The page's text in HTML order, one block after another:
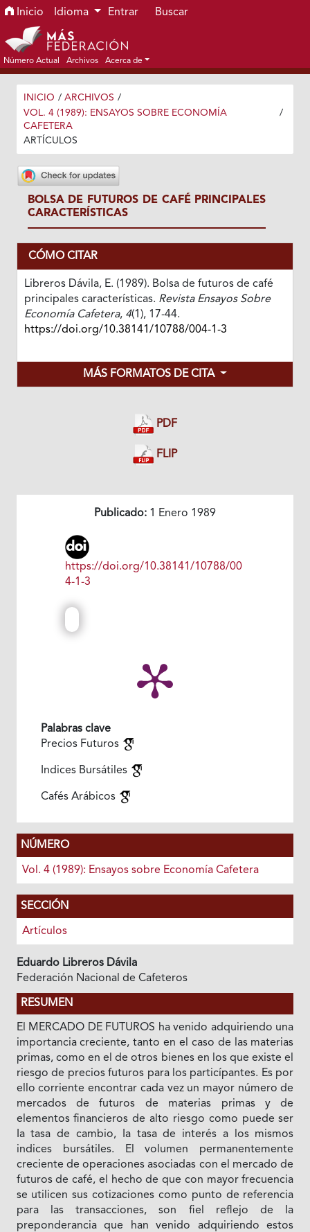
Ir al menú de navegación principal
Ir al contenido principal
Ir al pie de página del sitio
Inicio Idioma Entrar Buscar
Número Actual Archivos Acerca de
INICIO / ARCHIVOS /
VOL. 4 (1989): ENSAYOS SOBRE ECONOMÍA
CAFETERA
/
ARTÍCULOS
BOLSA DE FUTUROS DE CAFÉ PRINCIPALES
CARACTERÍSTICAS
CÓMO CITAR
Libreros Dávila, E. (1989). Bolsa de futuros de café
principales características. Revista Ensayos Sobre
Economía Cafetera, 4(1), 17-44.
https://doi.org/10.38141/10788/004-1-3
MÁS FORMATOS DE CITA
PDF
FLIP
Publicado: 1 Enero 1989
https://doi.org/10.38141/10788/00
4-1-3
Palabras clave
Precios Futuros
Indices Bursátiles
Cafés Arábicos
NÚMERO
Vol. 4 (1989): Ensayos sobre Economía Cafetera
SECCIÓN
Artículos
Eduardo Libreros Dávila
Federación Nacional de Cafeteros
RESUMEN
El MERCADO DE FUTUROS ha venido adquiriendo una
importancia creciente, tanto en el caso de las materias
primas, como en el de otros bienes en los que existe el
riesgo de precios futuros para los particípantes. Es por
ello corriente encontrar cada vez un mayor número de
mercados de futuros de materias primas y de
elementos financieros de alto riesgo como puede ser
Ia tasa de cambio, Ia tasa de interés a los mismos
indices bursátiles. El volumen permanentemente
creciente de operaciones asociadas con el mercado de
futuros de café, el hecho de que con mayor frecuencia
se utilicen sus cotizaciones como punto de referencia
para las transacciones, son fiel reflejo de Ia
preponderancia que han venido adquiriendo estos